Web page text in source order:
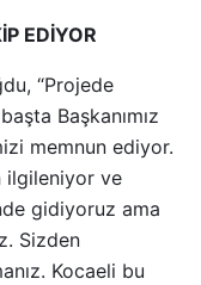
EDİYOR
“Projede
Başkanımız
memnun ediyor.
ilgileniyor ve
gidiyoruz ama
Sizden
Kocaeli bu